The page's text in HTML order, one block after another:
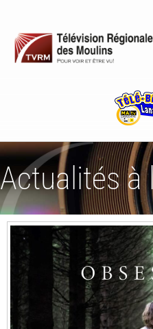
Actualités à